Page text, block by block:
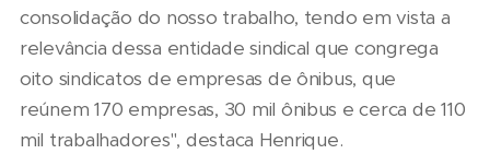
consolidação do nosso trabalho, tendo em vista a
relevância dessa entidade sindical que congrega
oito sindicatos de empresas de ônibus, que
reúnem 170 empresas, 30 mil ônibus e cerca de 110
mil trabalhadores", destaca Henrique.